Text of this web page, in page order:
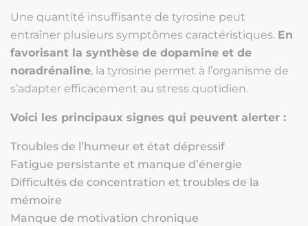
Une quantité insuffisante de tyrosine peut
entraîner plusieurs symptômes caractéristiques. En
favorisant la synthèse de dopamine et de
noradrénaline, la tyrosine permet à l’organisme de
s’adapter efficacement au stress quotidien.
Voici les principaux signes qui peuvent alerter :
Troubles de l’humeur et état dépressif
Fatigue persistante et manque d’énergie
Difficultés de concentration et troubles de la
mémoire
Manque de motivation chronique